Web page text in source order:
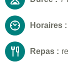
Horaires :
Repas :